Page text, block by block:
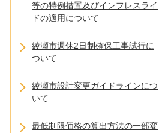
等の特例措置及びインフレスライ
ドの適用について
綾瀬市週休2日制確保工事試行に
ついて
綾瀬市設計変更ガイドラインにつ
いて
最低制限価格の算出方法の一部変